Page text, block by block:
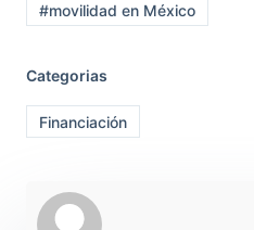
#movilidad en México
Categorias
Financiación